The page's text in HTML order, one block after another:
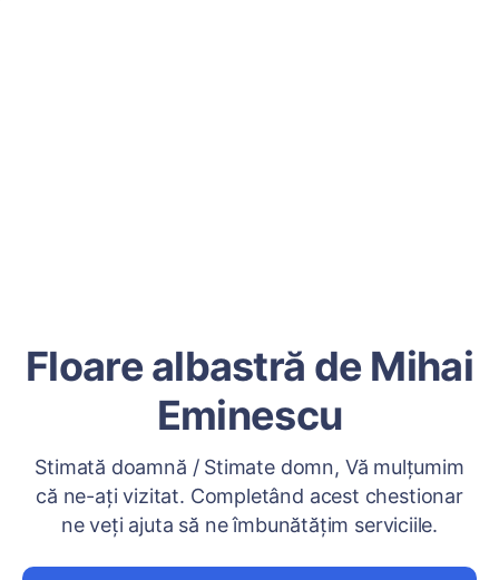
Floare albastră de Mihai
Eminescu
Stimată doamnă / Stimate domn, Vă mulțumim
că ne-ați vizitat. Completând acest chestionar
ne veți ajuta să ne îmbunătățim serviciile.